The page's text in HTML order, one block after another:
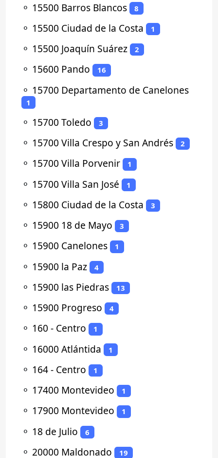
⚬ 15500 Barros Blancos 8
⚬ 15500 Ciudad de la Costa 1
⚬ 15500 Joaquín Suárez 2
⚬ 15600 Pando 16
⚬ 15700 Departamento de Canelones
1
⚬ 15700 Toledo 3
⚬ 15700 Villa Crespo y San Andrés 2
⚬ 15700 Villa Porvenir 1
⚬ 15700 Villa San José 1
⚬ 15800 Ciudad de la Costa 3
⚬ 15900 18 de Mayo 3
⚬ 15900 Canelones 1
⚬ 15900 la Paz 4
⚬ 15900 las Piedras 13
⚬ 15900 Progreso 4
⚬ 160 - Centro 1
⚬ 16000 Atlántida 1
⚬ 164 - Centro 1
⚬ 17400 Montevideo 1
⚬ 17900 Montevideo 1
⚬ 18 de Julio 6
⚬ 20000 Maldonado 19